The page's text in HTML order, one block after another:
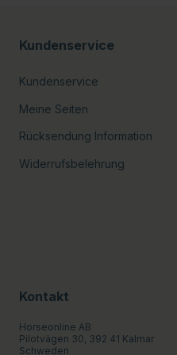
Kundenservice
Kundenservice
Meine Seiten
Rücksendung Information
Widerrufsbelehrung
Kontakt
Horseonline AB
Pilotvägen 30, 392 41 Kalmar
Schweden